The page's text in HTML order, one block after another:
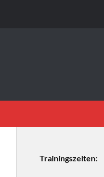
Trainingszeiten: